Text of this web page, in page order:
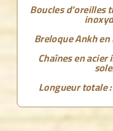
Boucles d'oreilles
Breloque Ankh
Chaînes en
Longueur totale